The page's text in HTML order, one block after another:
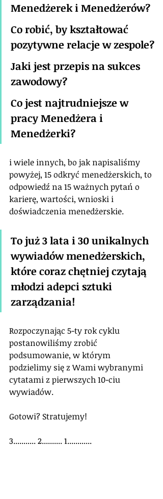
Menedżerek i Menedżerów?
Co robić, by kształtować
pozytywne relacje w zespole?
Jaki jest przepis na sukces
zawodowy?
Co jest najtrudniejsze w
pracy Menedżera i
Menedżerki?
i wiele innych, bo jak napisaliśmy
powyżej, 15 odkryć menedżerskich, to
odpowiedź na 15 ważnych pytań o
karierę, wartości, wnioski i
doświadczenia menedżerskie.
To już 3 lata i 30 unikalnych
wywiadów menedżerskich,
które coraz chętniej czytają
młodzi adepci sztuki
zarządzania!
Rozpoczynając 5-ty rok cyklu
postanowiliśmy zrobić
podsumowanie, w którym
podzielimy się z Wami wybranymi
cytatami z pierwszych 10-ciu
wywiadów.
Gotowi? Stratujemy!
3........... 2.......... 1............